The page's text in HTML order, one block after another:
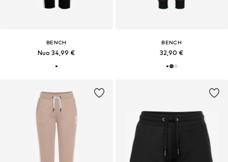
BENCH
Nuo 34,99 €
BENCH
32,90 €